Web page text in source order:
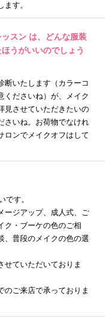
す。
スン は、どんな服装
うがいいのでしょう
断いたします（カラーコ
くださいね）が、メイク
見させていただきたいの
さいね。お荷物でなけれ
ロンでメイクオフはして
です。
ージアップ、成人式、ご
ク・ブーケの色のご相
、普段のメイクの色の選
せていただいておりま
のご来店で承っておりま